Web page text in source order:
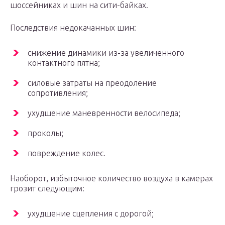
шоссейниках и шин на сити-байках.
Последствия недокачанных шин:
снижение динамики из-за увеличенного
контактного пятна;
силовые затраты на преодоление
сопротивления;
ухудшение маневренности велосипеда;
проколы;
повреждение колес.
Наоборот, избыточное количество воздуха в камерах
грозит следующим:
ухудшение сцепления с дорогой;